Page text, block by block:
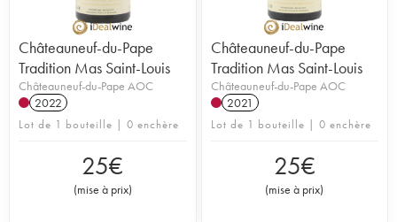
Châteauneuf-du-Pape
Tradition Mas Saint-Louis
Châteauneuf-du-Pape AOC
2022
Lot de 1 bouteille | 0 enchère
25€
(mise à prix)
Châteauneuf-du-Pape
Tradition Mas Saint-Louis
Châteauneuf-du-Pape AOC
2021
Lot de 1 bouteille | 0 enchère
25€
(mise à prix)